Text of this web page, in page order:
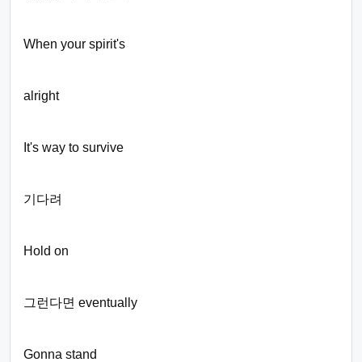
When your spirit's
alright
It's way to survive
기다려
Hold on
그런다면 eventually
Gonna stand